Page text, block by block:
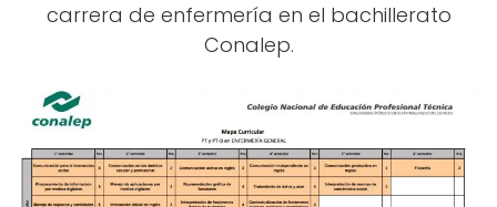
carrera de enfermería en el bachillerato
Conalep.